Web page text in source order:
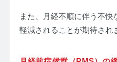
また、月経不順に伴う不
軽減されることが期待され